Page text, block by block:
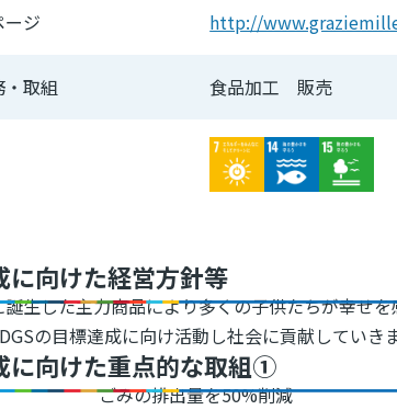
ージ http://
取組 食品加工 販売
Image Image Image
に向けた経営方針等
生した主力商品により多くの子供たちが幸せ
の目標達成に向け活動し社会に貢献していきま
に向けた重点的な取組①
ごみの排出量を50%削減